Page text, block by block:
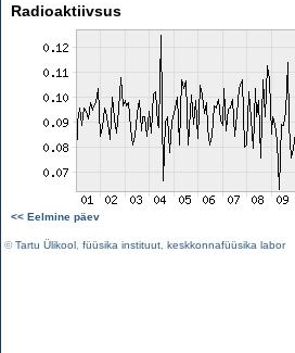
Radioaktiivsus
<< Eelmine päev
©Tartu Ülikool füüsika instituut keskkonnafüüsika labor